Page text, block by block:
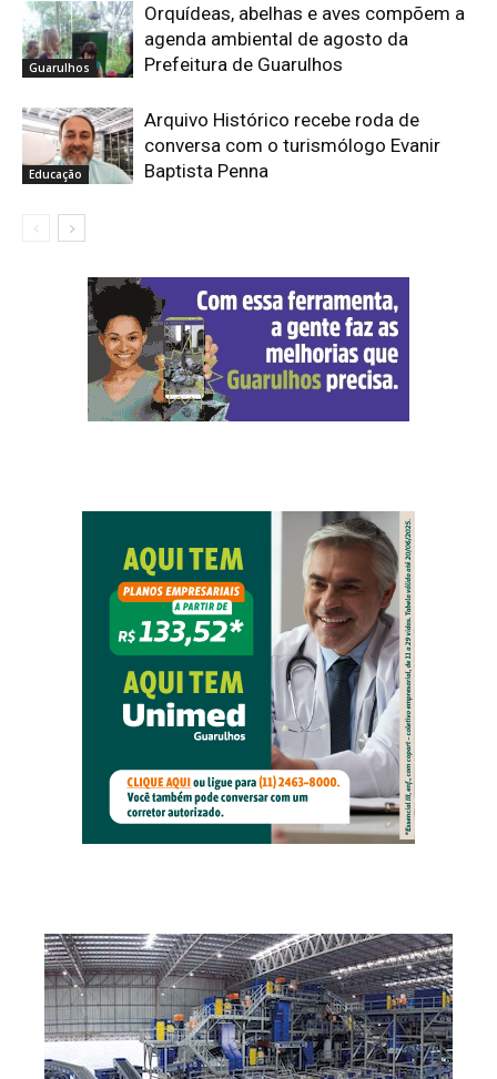
Guarulhos
Orquídeas, abelhas e aves compõem a
agenda ambiental de agosto da
Prefeitura de Guarulhos
Educação
Arquivo Histórico recebe roda de
conversa com o turismólogo Evanir
Baptista Penna